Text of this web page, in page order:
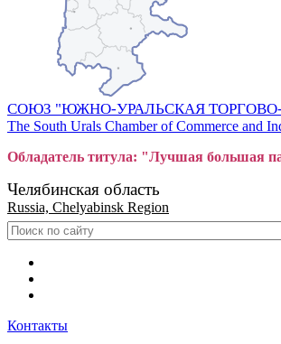
СОЮЗ "ЮЖНО-УРАЛЬСКАЯ
The South Urals Chamber of Commerce and
Обладатель титула: "Лучшая большая
Челябинская область
Russia, Chelyabinsk Region
Контакты